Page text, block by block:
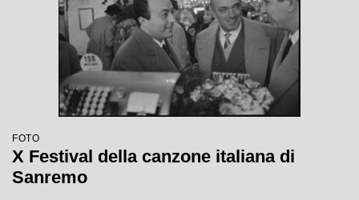
FOTO
X Festival della canzone italiana di
Sanremo